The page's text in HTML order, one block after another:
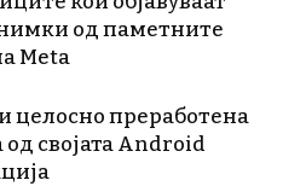
од паметните
Meta
целосно преработена
од својата Android